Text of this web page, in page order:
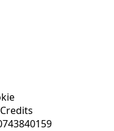
Credits